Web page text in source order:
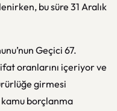
bu süre 31 Aralık
Geçici 67.
oranlarını içeriyor ve
girmesi
borçlanma